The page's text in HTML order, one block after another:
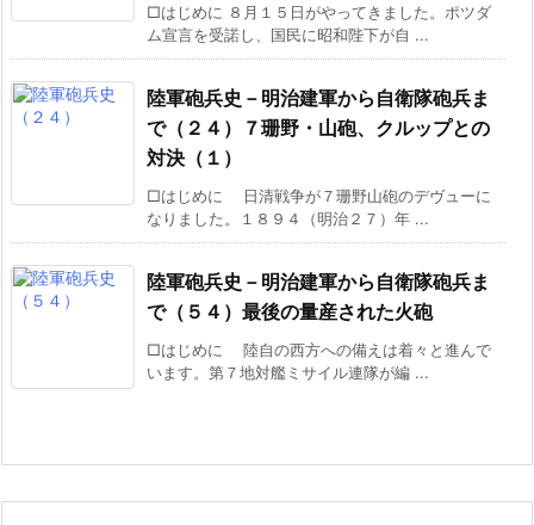
□はじめに ８月１５日がやってきました。ポツダ
ム宣言を受諾し、国民に昭和陛下が自 ...
陸軍砲兵史－明治建軍から自衛隊砲兵ま
で（２４）７珊野・山砲、クルップとの
対決（１）
□はじめに 日清戦争が７珊野山砲のデヴューに
なりました。１８９４（明治２７）年 ...
陸軍砲兵史－明治建軍から自衛隊砲兵ま
で（５４）最後の量産された火砲
□はじめに 陸自の西方への備えは着々と進んで
います。第７地対艦ミサイル連隊が編 ...